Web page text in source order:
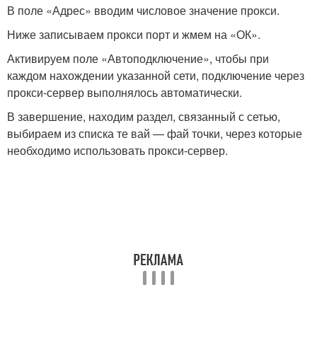
В поле «Адрес» вводим числовое значение прокси.
Ниже записываем прокси порт и жмем на «ОК».
Активируем поле «Автоподключение», чтобы при
каждом нахождении указанной сети, подключение через
прокси-сервер выполнялось автоматически.
В завершение, находим раздел, связанный с сетью,
выбираем из списка те вай — фай точки, через которые
необходимо использовать прокси-сервер.